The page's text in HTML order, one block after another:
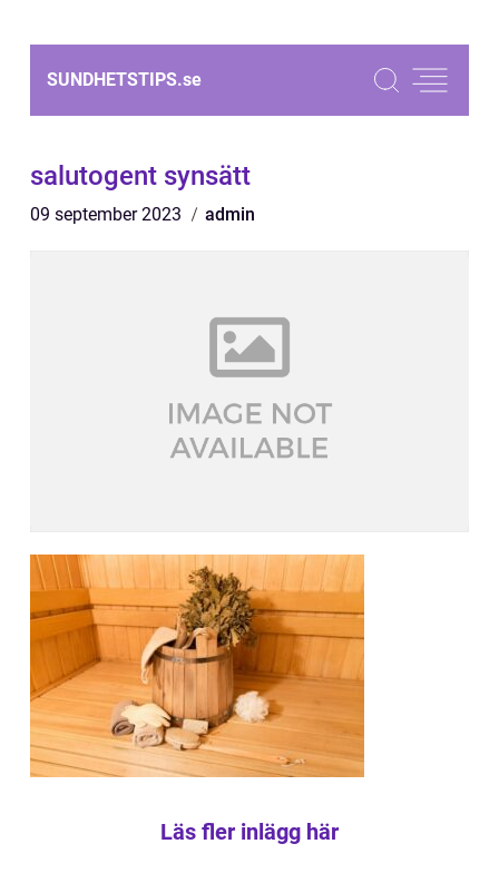
SUNDHETSTIPS.se
salutogent synsätt
09 september 2023 admin
Läs fler inlägg här